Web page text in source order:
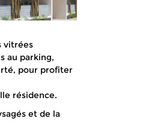
vitrées
au parking,
pour profiter
résidence.
et de la